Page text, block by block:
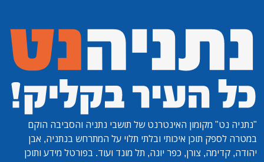
"נתניה נט" מקומון האינטרנט של תושבי נתניה והסביבה הוקם
במטרה לספק תוכן איכותי ובלתי תלוי על המתרחש בנתניה, אבן
יהודה, קדימה, צורן, כפר יונה, תל מונד ועוד. בפורטל מידע ותוכן